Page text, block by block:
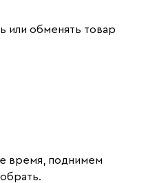
или обменять товар
время, поднимем